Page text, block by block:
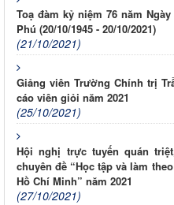
Toạ đàm kỷ niệm 76 năm
Phú (20/10/1945 - 20/10/2021)
(21/10/2021)
Giảng viên Trường Chính trị
cáo viên giỏi năm 2021
(25/10/2021)
Hội nghị trực tuyến quán
chuyên đề “Học tập và làm
Hồ Chí Minh” năm 2021
(27/10/2021)